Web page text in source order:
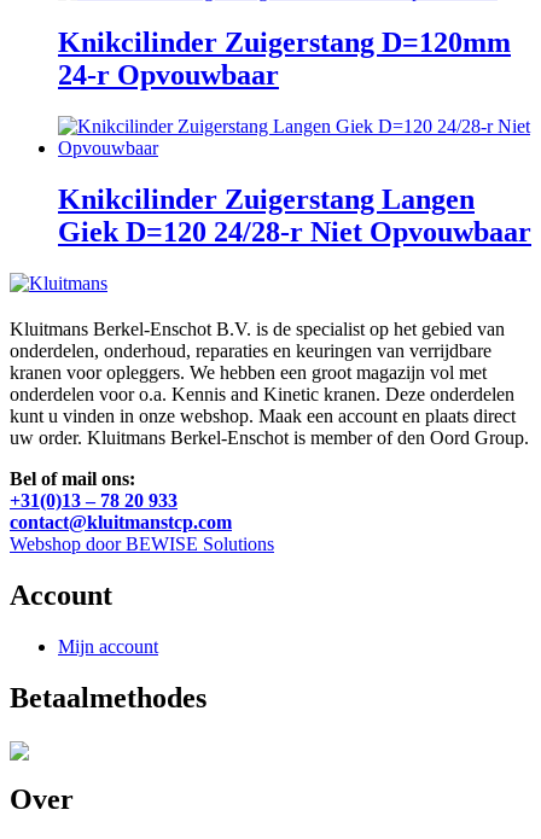
Knikcilinder Zuigerstang D=120mm
24-r Opvouwbaar
Knikcilinder Zuigerstang Langen
Giek D=120 24/28-r Niet Opvouwbaar
Kluitmans Berkel-Enschot B.V. is de specialist op het gebied van
onderdelen, onderhoud, reparaties en keuringen van verrijdbare
kranen voor opleggers. We hebben een groot magazijn vol met
onderdelen voor o.a. Kennis and Kinetic kranen. Deze onderdelen
kunt u vinden in onze webshop. Maak een account en plaats direct
uw order. Kluitmans Berkel-Enschot is member of den Oord Group.
Bel of mail ons:
+31(0)13 – 78 20 933
contact@kluitmanstcp.com
Webshop door BEWISE Solutions
Account
Mijn account
Betaalmethodes
Over